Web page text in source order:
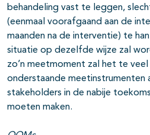
behandeling vast te leggen,
(eenmaal voorafgaand aan de
maanden na de interventie) te
situatie op dezelfde wijze zal
zo’n meetmoment zal het te
onderstaande meetinstrumenten
stakeholders in de nabije
moeten maken.